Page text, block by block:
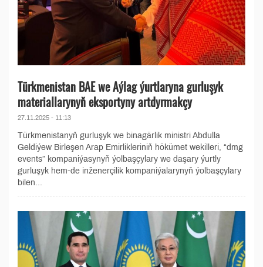
Türkmenistan BAE we Aýlag ýurtlaryna gurluşyk
materiallarynyň eksportyny artdyrmakçy
27.11.2025 - 11:13
Türkmenistanyň gurluşyk we binagärlik ministri Abdulla
Geldiýew Birleşen Arap Emirlikleriniň hökümet wekilleri, “dmg
events” kompaniýasynyň ýolbaşçylary we daşary ýurtly
gurluşyk hem-de inženerçilik kompaniýalarynyň ýolbaşçylary
bilen...